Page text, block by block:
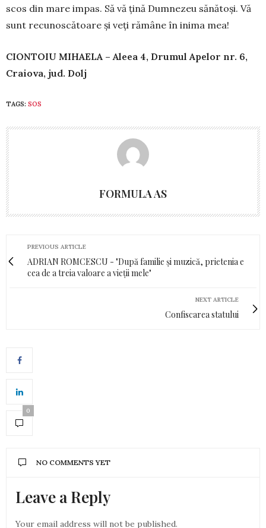
scos din mare impas. Să vă țină Dumnezeu sănătoși. Vă
sunt recunoscătoare și veți rămâne în inima mea!
CIONTOIU MIHAELA – Aleea 4, Drumul Apelor nr. 6,
Craiova, jud. Dolj
TAGS: SOS
FORMULA AS
PREVIOUS ARTICLE
ADRIAN ROMCESCU - "După familie și muzică, prietenia e
cea de a treia valoare a vieții mele"
NEXT ARTICLE
Confiscarea statului
0
NO COMMENTS YET
Leave a Reply
Your email address will not be published.